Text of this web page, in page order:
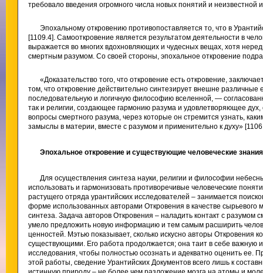
требовало введения огромного числа новых понятий и
Эпохальному откровению противопоставляется то, что в
[1109.4]. Самооткровение является результатом деятельности в
выражается во многих вдохновляющих и чудесных вещах, хотя
смертным разумом. Со своей стороны, эпохальное откровение
«Доказательство того, что откровение есть откровение,
том, что откровение действительно синтезирует внешне различные
последовательную и логичную философию вселенной, —
так и религии, создающее гармонию разума и удовлетворяющее
вопросы смертного разума, через которые он стремится узнать,
замыслы в материи, вместе с разумом и применительно к духу»
Эпохальное откровение и существующие человеческие знания
Для осуществления синтеза науки, религии и философии
использовать и гармонизовать противоречивые человеческие
растущего отряда урантийских исследователей – занимается
форме использованных авторами Откровения в качестве
синтеза. Задача авторов Откровения – наладить контакт с разумом
умело предложить новую информацию и тем самым расширить
ценностей. Мэтью показывает, сколько искусно авторы Откровения
существующими. Его работа продолжается; она таит в себе
исследования, чтобы полностью осознать и адекватно оценить ее.
этой работы, сведение Урантийских Документов всего лишь к